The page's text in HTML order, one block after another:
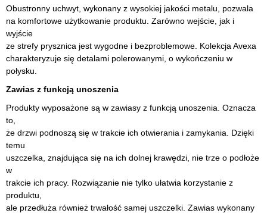
Obustronny uchwyt, wykonany z wysokiej jakości metalu, pozwala
na komfortowe użytkowanie produktu. Zarówno wejście, jak i
wyjście
ze strefy prysznica jest wygodne i bezproblemowe. Kolekcja Avexa
charakteryzuje się detalami polerowanymi, o wykończeniu w
połysku.
Zawias z funkcją unoszenia
Produkty wyposażone są w zawiasy z funkcją unoszenia. Oznacza
to,
że drzwi podnoszą się w trakcie ich otwierania i zamykania. Dzięki
temu
uszczelka, znajdująca się na ich dolnej krawędzi, nie trze o podłoże
w
trakcie ich pracy. Rozwiązanie nie tylko ułatwia korzystanie z
produktu,
ale przedłuża również trwałość samej uszczelki. Zawias wykonany